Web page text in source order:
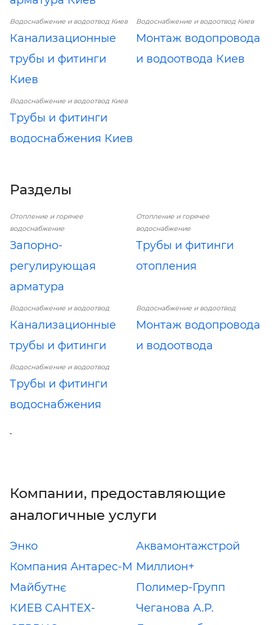
Водоснабжение и водоотвод Киев
Канализационные
трубы и фитинги
Киев
Водоснабжение и водоотвод Киев
Монтаж водопровода
и водоотвода Киев
Водоснабжение и водоотвод Киев
Трубы и фитинги
водоснабжения Киев
Разделы
Отопление и горячее
водоснабжение
Запорно-
регулирующая
арматура
Отопление и горячее
водоснабжение
Трубы и фитинги
отопления
Водоснабжение и водоотвод
Канализационные
трубы и фитинги
Водоснабжение и водоотвод
Монтаж водопровода
и водоотвода
Водоснабжение и водоотвод
Трубы и фитинги
водоснабжения
.
Компании, предоставляющие
аналогичные услуги
Энко
Аквамонтажстрой
Компания Антарес-М Миллион+
Майбутнє
Полимер-Групп
КИЕВ САНТЕХ-
Чеганова А.Р.